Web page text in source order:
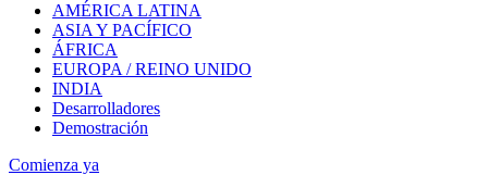
AMÉRICA LATINA
ASIA Y PACÍFICO
ÁFRICA
EUROPA / REINO UNIDO
INDIA
Desarrolladores
Demostración
Comienza ya